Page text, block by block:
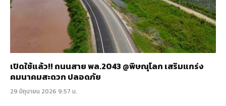
เปิดใช้แล้ว!! ถนนสาย พล.2043 @พิษณุโลก เสริมแกร่ง
คมนาคมสะดวก ปลอดภัย
29 มิถุนายน 2026 9:57 น.